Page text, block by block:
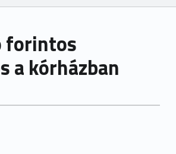
forintos
a kórházban